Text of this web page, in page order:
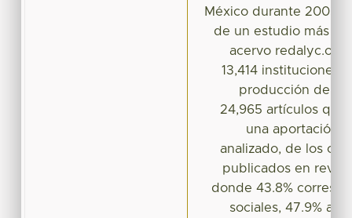
México durante 2005-
de un estudio más
acervo redalyc.org,
13,414 instituciones
producción de
24,965 artículos que
una aportación
analizado, de los
publicados en
donde 43.8%
sociales, 47.9% a